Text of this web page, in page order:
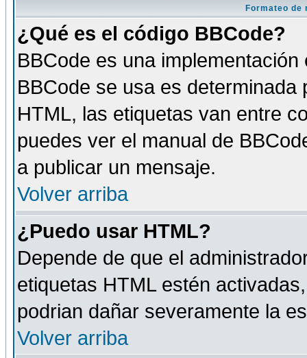
Formateo de
¿Qué es el código BBCode?
BBCode es una
BBCode se usa es
HTML, las etiquetas van entre
puedes ver el manual de
a publicar un mensaje.
Volver arriba
¿Puedo usar HTML?
Depende de que el
etiquetas HTML estén
podrian dañar severamente la
Volver arriba